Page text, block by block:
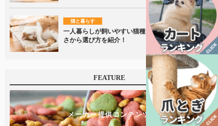
猫と暮らす
一人暮らしが飼いやすい猫種は？性格・飼いやす
さから選び方を紹介！
FEATURE
メーカー提供コンテンツ